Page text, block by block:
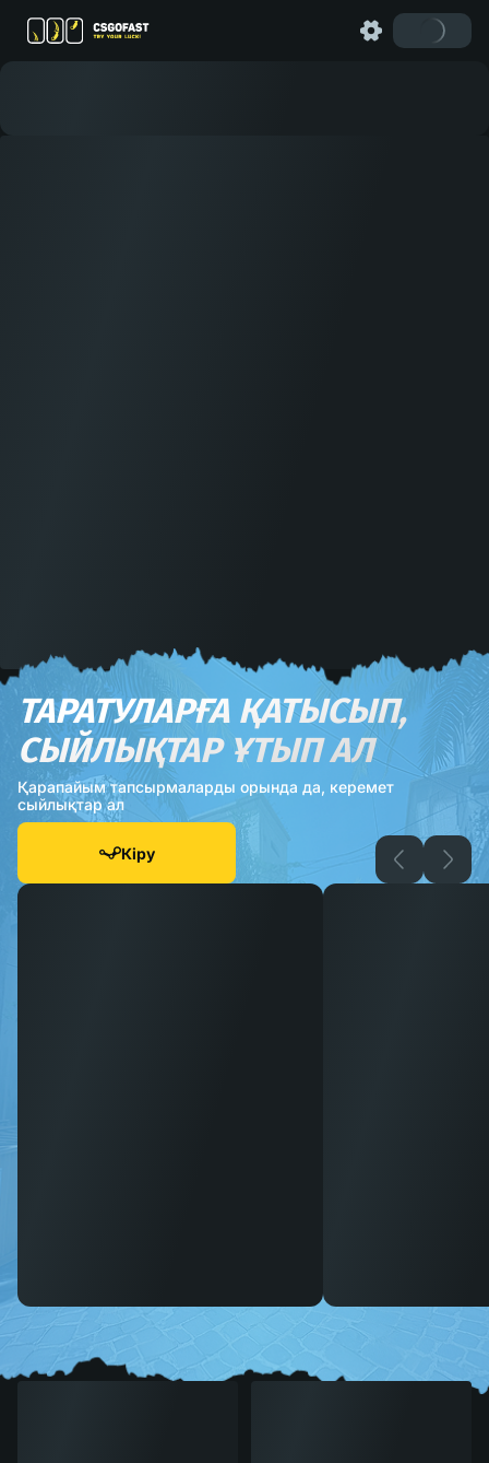
ТАРАТУЛАРҒА ҚАТЫСЫП,
СЫЙЛЫҚТАР ҰТЫП АЛ
Қарапайым тапсырмаларды орында да, керемет
сыйлықтар ал
Кіру